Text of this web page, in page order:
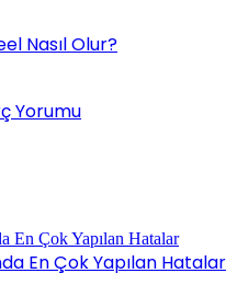
Nasıl Olur?
Yorumu
En Çok Yapılan Hatalar